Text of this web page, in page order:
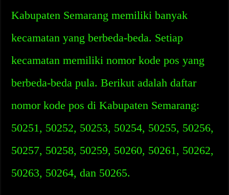
Kabupaten Semarang memiliki banyak
kecamatan yang berbeda-beda. Setiap
kecamatan memiliki nomor kode pos yang
berbeda-beda pula. Berikut adalah daftar
nomor kode pos di Kabupaten Semarang:
50251, 50252, 50253, 50254, 50255, 50256,
50257, 50258, 50259, 50260, 50261, 50262,
50263, 50264, dan 50265.